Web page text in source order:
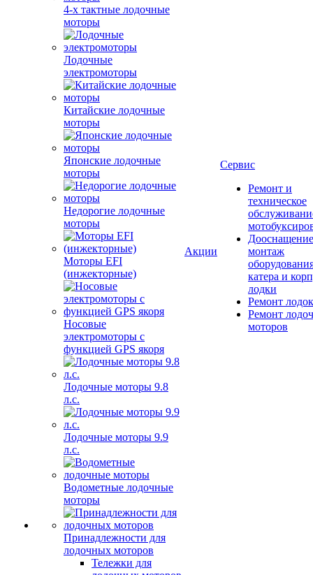
4-х тактные лодочные
моторы
Лодочные
электромоторы
Китайские лодочные
моторы
Японские лодочные
моторы
Недорогие лодочные
моторы
Моторы EFI
(инжекторные)
Носовые
электромоторы с
функцией GPS якоря
Лодочные моторы 9.8
л.с.
Лодочные моторы 9.9
л.с.
Водометные лодочные
моторы
Принадлежности для
лодочных моторов
Тележки для
Акции
Сервис
Ремонт и
техническое
монтаж
катера и
лодки
Ремонт
Ремонт
моторов